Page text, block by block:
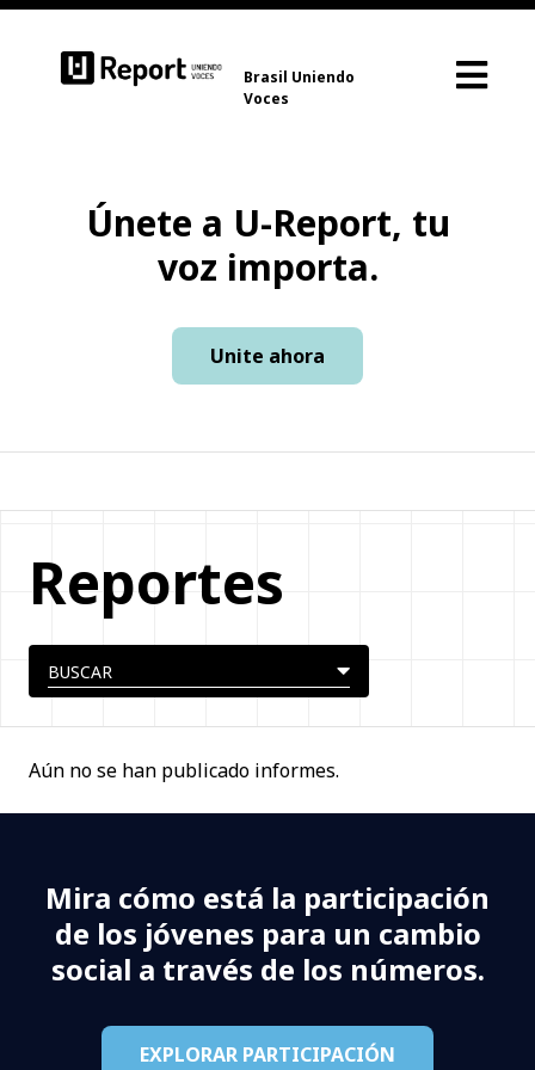
Brasil Uniendo
Voces
Únete a U-Report, tu
voz importa.
Unite ahora
Reportes
Aún no se han publicado informes.
Mira cómo está la participación
de los jóvenes para un cambio
social a través de los números.
EXPLORAR PARTICIPACIÓN